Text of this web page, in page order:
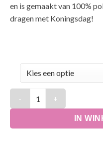
en is gemaakt van 100%
dragen met Koningsdag!
IN